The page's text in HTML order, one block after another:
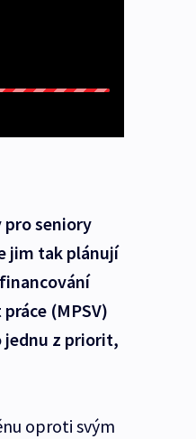
pro seniory
jim tak plánují
(MPSV)
jednu z priorit,
oproti svým